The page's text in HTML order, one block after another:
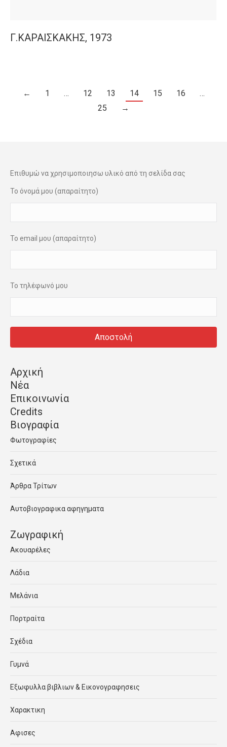
Γ.ΚΑΡΑΙΣΚΑΚΗΣ, 1973
← 1 … 12 13 14 15 16
…
25
→
Επιθυμώ να χρησιμοποιησω υλικό από τη σελίδα σας
Το όνομά μου (απαραίτητο)
Το email μου (απαραίτητο)
Το τηλέφωνό μου
Αρχική
Νέα
Επικοινωνία
Credits
Βιογραφία
Φωτογραφίες
Σχετικά
Άρθρα Τρίτων
Αυτοβιογραφικα αφηγηματα
Ζωγραφική
Ακουαρέλες
Λάδια
Μελάνια
Πορτραίτα
Σχέδια
Γυμνά
Εξωφυλλα βιβλιων & Εικονογραφησεις
Χαρακτικη
Αφισες